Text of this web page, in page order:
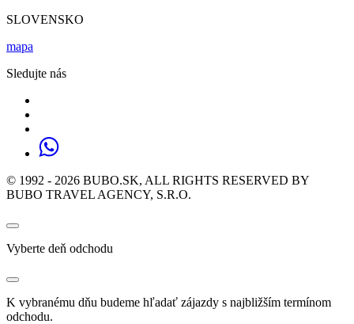
SLOVENSKO
mapa
Sledujte nás
© 1992 - 2026 BUBO.SK, ALL RIGHTS RESERVED BY
BUBO TRAVEL AGENCY, S.R.O.
Vyberte deň odchodu
K vybranému dňu budeme hľadať zájazdy s najbližším termínom
odchodu.